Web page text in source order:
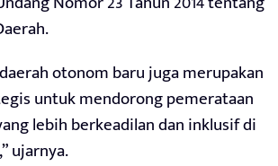
otonom baru juga merupakan
untuk mendorong pemerataan
lebih berkeadilan dan inklusif di
ujarnya.